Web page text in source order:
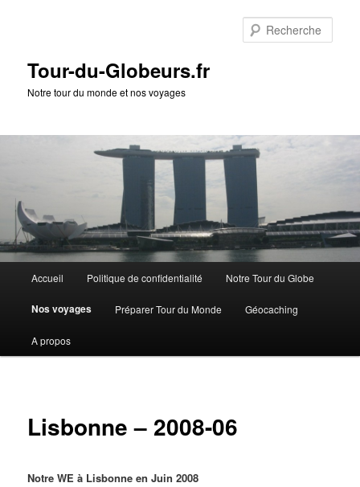
Tour-du-Globeurs.fr
Notre tour du monde et nos voyages
Aller
au
contenu
Aller
au
contenu
Accueil Politique de confidentialité Notre Tour du Globe
Nos voyages Préparer Tour du Monde Géocaching
A propos
Lisbonne – 2008-06
Notre WE à Lisbonne en Juin 2008